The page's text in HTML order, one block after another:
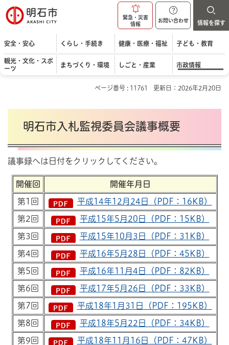
明石市
緊急・災害
情報
お問い合わせ 情報を探す
安全・安心 くらし・手続き 健康・医療・福祉 子ども・教育
観光・文化・スポ
ーツ
まちづくり・環境 しごと・産業 市政情報
ページ番号 : 11761 更新日：2026年2月20日
明石市入札監視委員会議事概要
議事録へは日付をクリックしてください。
開催回 開催年月日
第1回 平成14年12月24日（PDF：16KB）
第2回 平成15年5月20日（PDF：15KB）
第3回 平成15年10月3日（PDF：31KB）
第4回 平成16年5月28日（PDF：45KB）
第5回 平成16年11月4日（PDF：82KB）
第6回 平成17年5月26日（PDF：33KB）
第7回 平成18年1月31日（PDF：195KB）
第8回 平成18年5月22日（PDF：34KB）
第9回 平成18年11月16日（PDF：47KB）